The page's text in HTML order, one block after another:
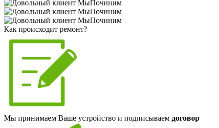
Как происходит ремонт?
Мы принимаем Ваше устройство и подписываем договор